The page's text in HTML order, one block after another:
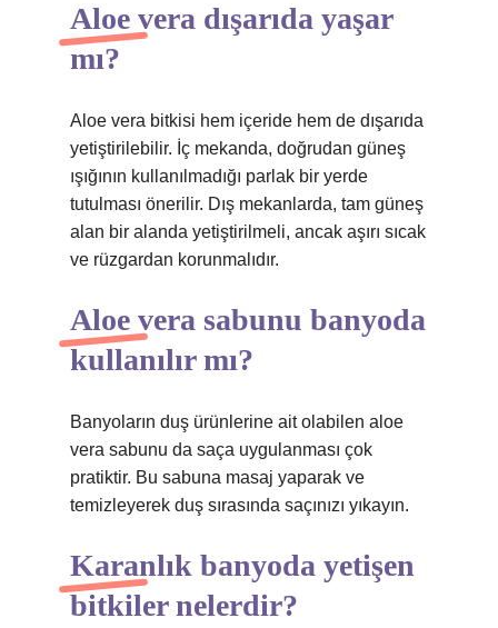
Aloe vera dışarıda yaşar
mı?
Aloe vera bitkisi hem içeride hem de dışarıda
yetiştirilebilir. İç mekanda, doğrudan güneş
ışığının kullanılmadığı parlak bir yerde
tutulması önerilir. Dış mekanlarda, tam güneş
alan bir alanda yetiştirilmeli, ancak aşırı sıcak
ve rüzgardan korunmalıdır.
Aloe vera sabunu banyoda
kullanılır mı?
Banyoların duş ürünlerine ait olabilen aloe
vera sabunu da saça uygulanması çok
pratiktir. Bu sabuna masaj yaparak ve
temizleyerek duş sırasında saçınızı yıkayın.
Karanlık banyoda yetişen
bitkiler nelerdir?